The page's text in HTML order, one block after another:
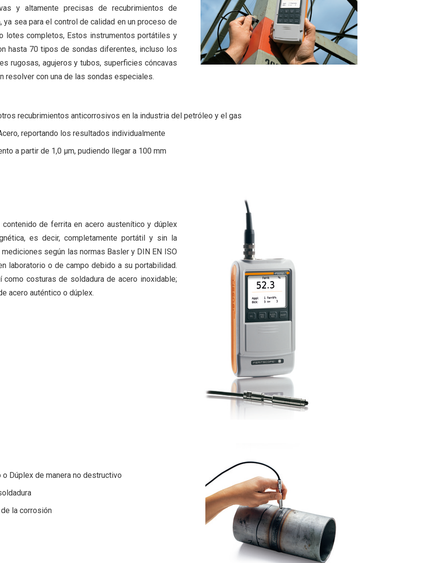
y altamente precisas de recubrimientos de
sea para el control de calidad en un proceso de
lotes completos, Estos instrumentos portátiles y
hasta 70 tipos de sondas diferentes, incluso los
rugosas, agujeros y tubos, superficies cóncavas
con una de las sondas especiales.
recubrimientos anticorrosivos en la industria del petróleo y el gas
reportando los resultados individualmente
a partir de 1,0 µm, pudiendo llegar a 100 mm
contenido de ferrita en acero austenítico y dúplex
es decir, completamente portátil y sin la
según las normas Basler y DIN EN ISO
laboratorio o de campo debido a su portabilidad.
costuras de soldadura de acero inoxidable;
acero auténtico o dúplex.
Dúplex de manera no destructivo
la corrosión